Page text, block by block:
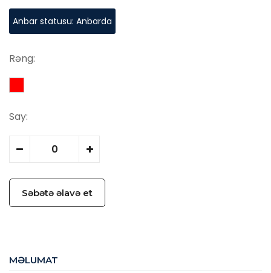
Anbar statusu: Anbarda
Rəng:
Say:
Səbətə əlavə et
MƏLUMAT